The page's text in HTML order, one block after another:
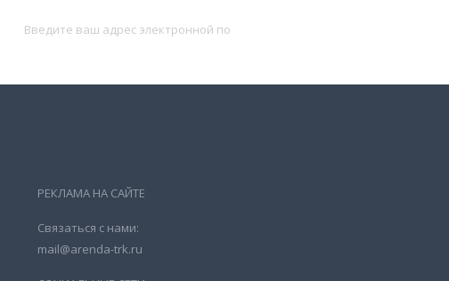
РЕКЛАМА НА САЙТЕ
Связаться с нами:
mail@arenda-trk.ru